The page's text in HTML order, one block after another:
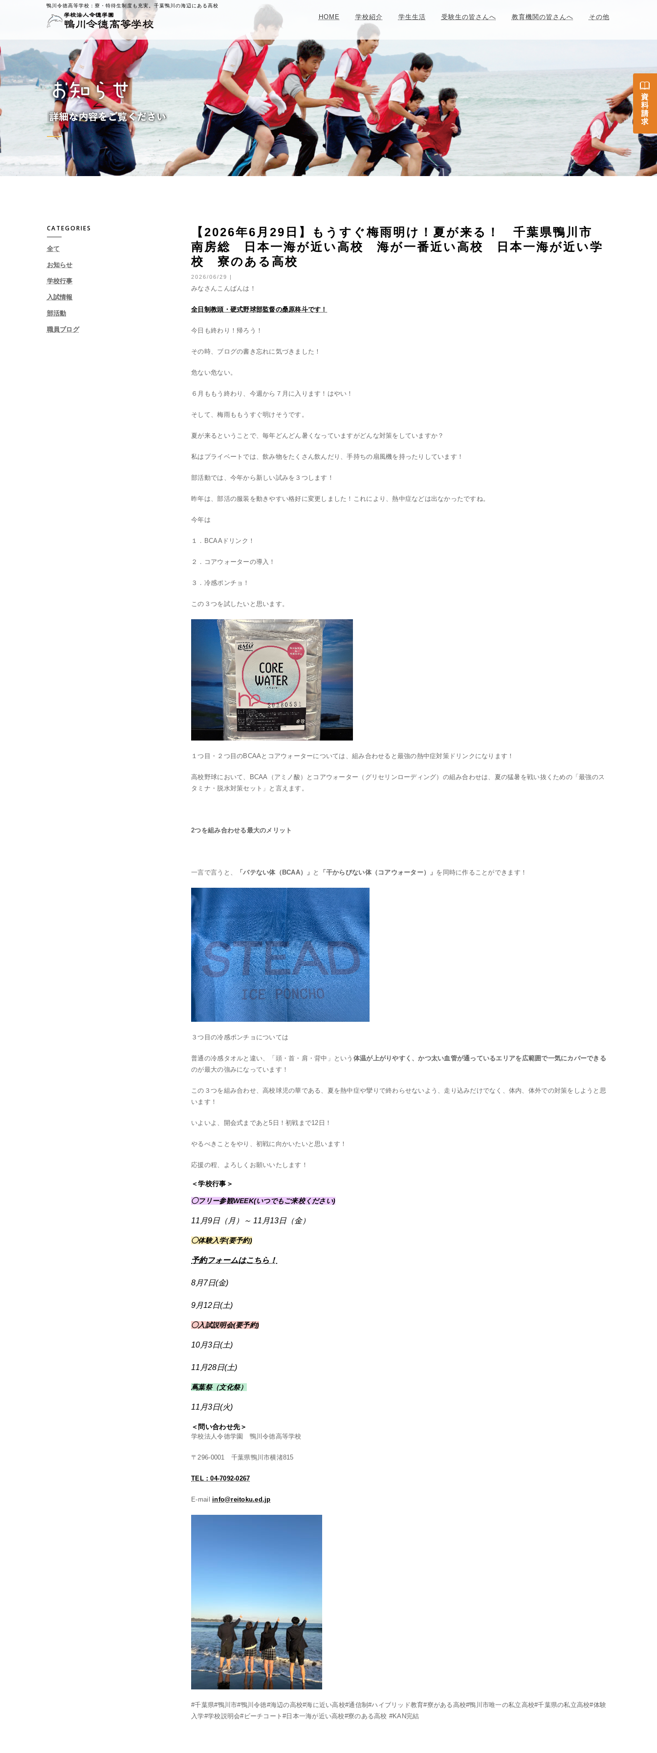
鴨川令徳高等学校： 寮・特待生制度も充実。千葉鴨川の海辺にある高校
HOME 学校紹介 学生生活 受験生の皆さんへ 教育機関の皆さんへ その他
CATEGORIES
全て
お知らせ
学校行事
入試情報
部活動
職員ブログ
【2026年6月29日】もうすぐ梅雨明け！夏が来る！ 千葉県鴨川市
南房総 日本一海が近い高校 海が一番近い高校 日本一海が近い学
校 寮のある高校
2026/06/29 |
みなさんこんばんは！
全日制教頭・硬式野球部監督の桑原柊斗です！
今日も終わり！帰ろう！
その時、ブログの書き忘れに気づきました！
危ない危ない。
６月ももう終わり、今週から７月に入ります！はやい！
そして、梅雨ももうすぐ明けそうです。
夏が来るということで、毎年どんどん暑くなっていますがどんな対策をしていますか？
私はプライベートでは、飲み物をたくさん飲んだり、手持ちの扇風機を持ったりしています！
部活動では、今年から新しい試みを３つします！
昨年は、部活の服装を動きやすい格好に変更しました！これにより、熱中症などは出なかったですね。
今年は
１．BCAAドリンク！
２．コアウォーターの導入！
３．冷感ポンチョ！
この３つを試したいと思います。
１つ目・２つ目のBCAAとコアウォーターについては、組み合わせると最強の熱中症対策ドリンクになります！
高校野球において、BCAA（アミノ酸）とコアウォーター（グリセリンローディング）の組み合わせは、夏の猛暑を戦い抜くための「最強のス
タミナ・脱水対策セット」と言えます。
2つを組み合わせる最大のメリット
一言で言うと、 「バテない体（BCAA）」 と 「干からびない体（コアウォーター）」 を同時に作ることができます！
３つ目の冷感ポンチョについては
普通の冷感タオルと違い、「頭・首・肩・背中」という 体温が上がりやすく、かつ太い血管が通っているエリアを広範囲で一気にカバーできる
のが最大の強みになっています！
この３つを組み合わせ、高校球児の華である、夏を熱中症や攣りで終わらせないよう、走り込みだけでなく、体内、体外での対策をしようと思
います！
いよいよ、開会式まであと5日！初戦まで12日！
やるべきことをやり、初戦に向かいたいと思います！
応援の程、よろしくお願いいたします！
＜学校行事＞
◯フリー参観WEEK(いつでもご来校ください)
11月9日（月）～ 11月13日（金）
◯体験入学(要予約)
予約フォームはこちら！
8月7日(金)
9月12日(土)
◯入試説明会(要予約)
10月3日(土)
11月28日(土)
蔦葉祭（文化祭）
11月3日(火)
＜問い合わせ先＞
学校法人令徳学園 鴨川令徳高等学校
〒296-0001 千葉県鴨川市横渚815
TEL：04-7092-0267
E-mailinfo@reitoku.ed.jp
#千葉県#鴨川市#鴨川令徳#海辺の高校#海に近い高校#通信制#ハイブリッド教育#寮がある高校#鴨川市唯一の私立高校#千葉県の私立高校#体験
入学#学校説明会#ビーチコート#日本一海が近い高校#寮のある高校 #KAN完結